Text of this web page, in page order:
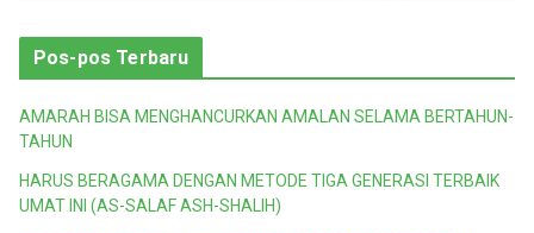
Pos-pos Terbaru
AMARAH BISA MENGHANCURKAN AMALAN SELAMA BERTAHUN-
TAHUN
HARUS BERAGAMA DENGAN METODE TIGA GENERASI TERBAIK
UMAT INI (AS-SALAF ASH-SHALIH)